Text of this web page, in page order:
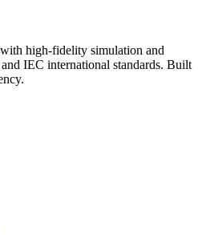
high-fidelity simulation and
IEC international standards. Built